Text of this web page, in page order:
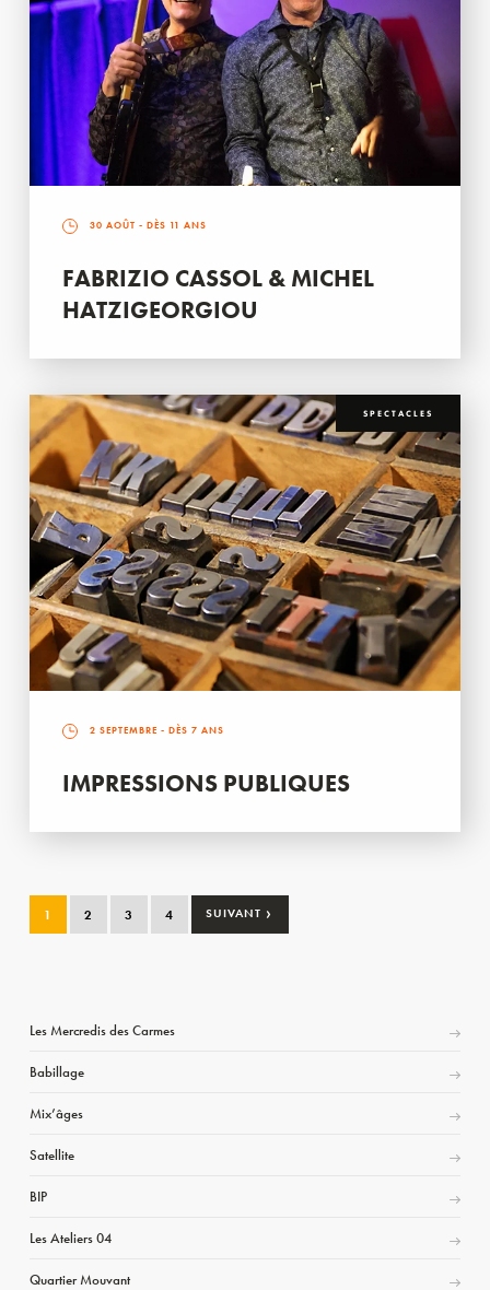
30 AOÛT - DÈS 11 ANS
FABRIZIO CASSOL & MICHEL
HATZIGEORGIOU
SPECTACLES
2 SEPTEMBRE - DÈS 7 ANS
IMPRESSIONS PUBLIQUES
1 2 3 4 SUIVANT ›
Les Mercredis des Carmes
Babillage
Mix’âges
Satellite
BIP
Les Ateliers 04
Quartier Mouvant